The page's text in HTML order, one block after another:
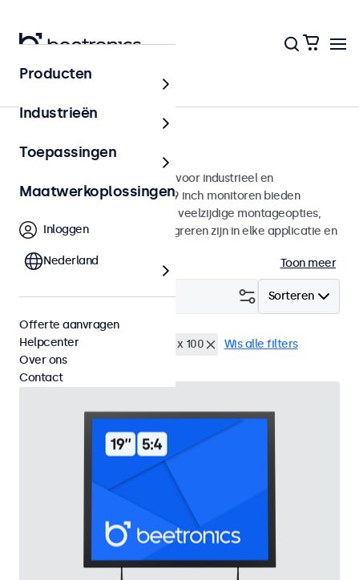
Monitoren
19 inch monitoren
19 inch monitoren ontworpen voor industrieel en
commercieel gebruik. Deze 19 inch monitoren bieden
diverse videoaansluitingen en veelzijdige montageopties,
waarmee ze naadloos te integreren zijn in elke applicatie en
Toon meer
Sorteren
Filter (2)
19 inch monitoren VESA 100 x 100 Wis alle filters
Producten
Industrieën
Toepassingen
Maatwerkoplossingen
Inloggen
Nederland
Offerte aanvragen
Helpcenter
Over ons
Contact